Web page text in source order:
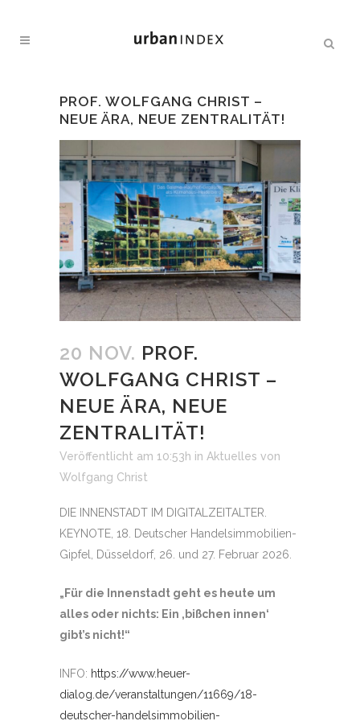
PROF. WOLFGANG CHRIST –
NEUE ÄRA, NEUE ZENTRALITÄT!
20 NOV. PROF.
WOLFGANG CHRIST –
NEUE ÄRA, NEUE
ZENTRALITÄT!
Veröffentlicht am 10:53h in Aktuelles von
Wolfgang Christ
DIE INNENSTADT IM DIGITALZEITALTER.
KEYNOTE, 18. Deutscher Handelsimmobilien-
Gipfel, Düsseldorf, 26. und 27. Februar 2026.
„Für die Innenstadt geht es heute um
alles oder nichts: Ein ‚bißchen innen‘
gibt’s nicht!“
INFO: https://www.heuer-
dialog.de/veranstaltungen/11669/18-
deutscher-handelsimmobilien-